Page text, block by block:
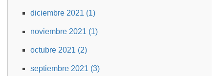
diciembre 2021 (1)
noviembre 2021 (1)
octubre 2021 (2)
septiembre 2021 (3)